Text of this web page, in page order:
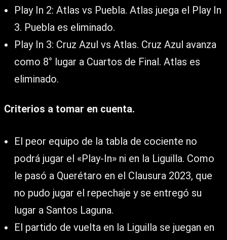
Play In 2: Atlas vs Puebla. Atlas juega el Play In
3. Puebla es eliminado.
Play In 3: Cruz Azul vs Atlas. Cruz Azul avanza
como 8° lugar a Cuartos de Final. Atlas es
eliminado.
Criterios a tomar en cuenta.
El peor equipo de la tabla de cociente no
podrá jugar el «Play-In» ni en la Liguilla. Como
le pasó a Querétaro en el Clausura 2023, que
no pudo jugar el repechaje y se entregó su
lugar a Santos Laguna.
El partido de vuelta en la Liguilla se juegan en